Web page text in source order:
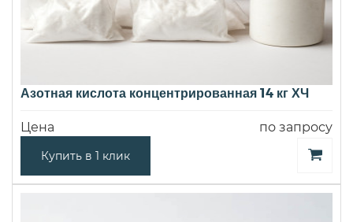
Азотная кислота концентрированная 14 кг ХЧ
Цена по запросу
Купить в 1 клик